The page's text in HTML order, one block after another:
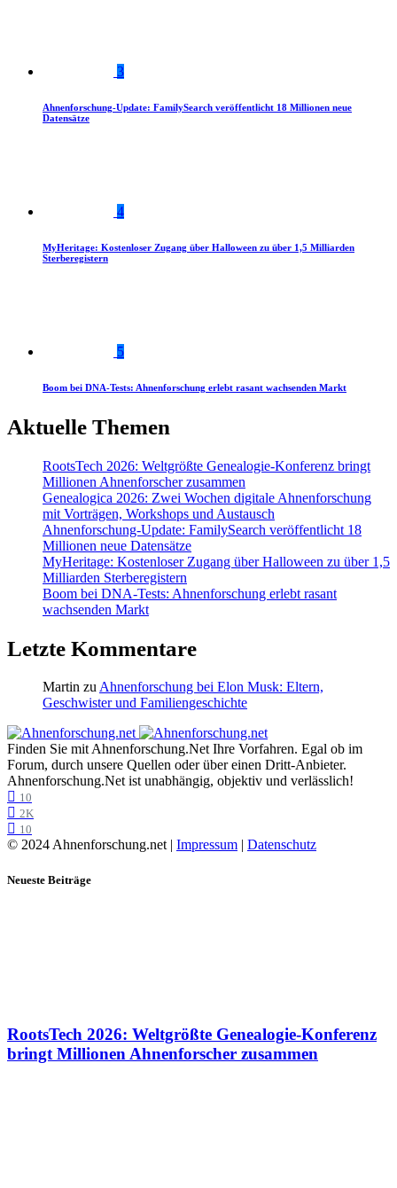
3
Ahnenforschung-Update: FamilySearch veröffentlicht 18 Millionen neue
Datensätze
4
MyHeritage: Kostenloser Zugang über Halloween zu über 1,5 Milliarden
Sterberegistern
5
Boom bei DNA-Tests: Ahnenforschung erlebt rasant wachsenden Markt
Aktuelle Themen
RootsTech 2026: Weltgrößte Genealogie-Konferenz bringt
Millionen Ahnenforscher zusammen
Genealogica 2026: Zwei Wochen digitale Ahnenforschung
mit Vorträgen, Workshops und Austausch
Ahnenforschung-Update: FamilySearch veröffentlicht 18
Millionen neue Datensätze
MyHeritage: Kostenloser Zugang über Halloween zu über 1,5
Milliarden Sterberegistern
Boom bei DNA-Tests: Ahnenforschung erlebt rasant
wachsenden Markt
Letzte Kommentare
Martin zuAhnenforschung bei Elon Musk: Eltern,
Geschwister und Familiengeschichte
Finden Sie mit Ahnenforschung.Net Ihre Vorfahren. Egal ob im
Forum, durch unsere Quellen oder über einen Dritt-Anbieter.
Ahnenforschung.Net ist unabhängig, objektiv und verlässlich!
10
2K
10
© 2024 Ahnenforschung.net | Impressum Datenschutz
Neueste Beiträge
RootsTech 2026: Weltgrößte Genealogie-Konferenz
bringt Millionen Ahnenforscher zusammen